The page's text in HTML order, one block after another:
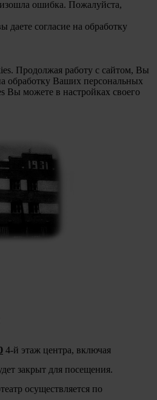
ошибка. Пожалуйста,
согласие на обработку
Продолжая работу с сайтом, Вы
обработку Ваших персональных
Вы можете в настройках своего
4-й этаж центра, включая
закрыт для посещения.
осуществляется по